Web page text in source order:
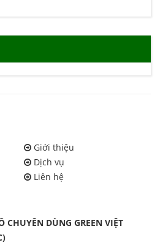
Giới thiệu
Dịch vụ
Liên hệ
CHUYÊN DÙNG GREEN VIỆT